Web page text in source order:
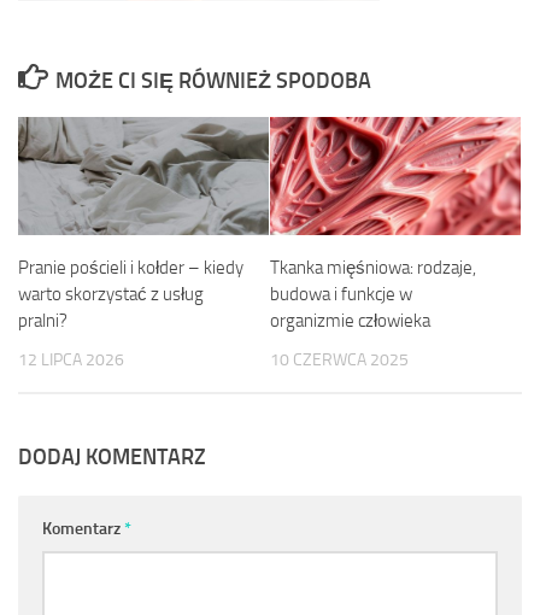
MOŻE CI SIĘ RÓWNIEŻ SPODOBA
Pranie pościeli i kołder – kiedy
warto skorzystać z usług
pralni?
12 LIPCA 2026
Tkanka mięśniowa: rodzaje,
budowa i funkcje w
organizmie człowieka
10 CZERWCA 2025
DODAJ KOMENTARZ
Komentarz*